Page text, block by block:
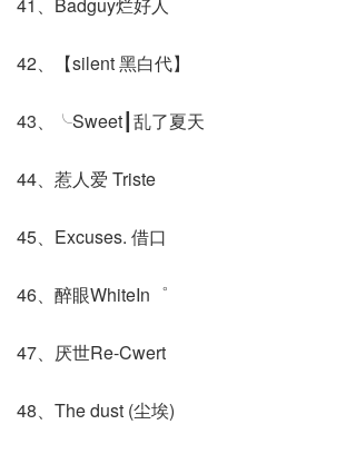
42、【silent 黑白代】
43、╰Sweet┃乱了夏天
44、惹人爱 Triste
45、Excuses. 借口
46、醉眼WhiteIn゜
47、厌世Re-Cwert
48、The dust (尘埃)